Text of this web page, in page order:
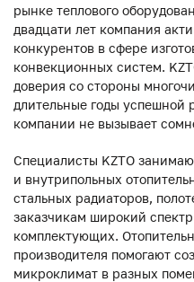
рынке теплового
двадцати лет компания
конкурентов в сфере
конвекционных систем.
доверия со стороны
длительные годы успешной
компании не вызывает
Специалисты KZTO
и внутрипольных
стальных радиаторов,
заказчикам широкий
комплектующих.
производителя помогают
микроклимат в разных